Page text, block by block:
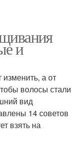
и
а от
волосы стали
вид
14 советов
взять на